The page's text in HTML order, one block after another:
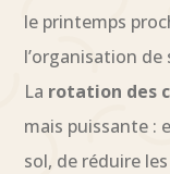
le printemps
l’organisation de
La rotation des
mais puissante :
sol, de réduire